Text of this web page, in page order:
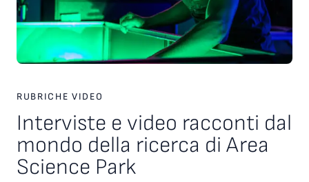
RUBRICHE VIDEO
Interviste e video racconti dal
mondo della ricerca di Area
Science Park